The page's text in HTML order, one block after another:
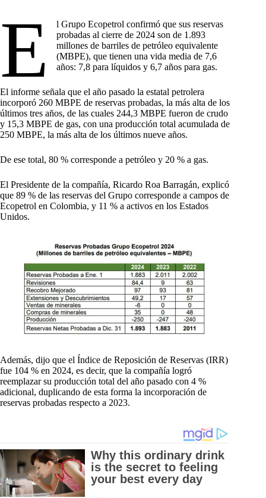
E
l Grupo Ecopetrol confirmó que sus reservas
probadas al cierre de 2024 son de 1.893
millones de barriles de petróleo equivalente
(MBPE), que tienen una vida media de 7,6
años: 7,8 para líquidos y 6,7 años para gas.
El informe señala que el año pasado la estatal petrolera
incorporó 260 MBPE de reservas probadas, la más alta de los
últimos tres años, de las cuales 244,3 MBPE fueron de crudo
y 15,3 MBPE de gas, con una producción total acumulada de
250 MBPE, la más alta de los últimos nueve años.
De ese total, 80 % corresponde a petróleo y 20 % a gas.
El Presidente de la compañía, Ricardo Roa Barragán, explicó
que 89 % de las reservas del Grupo corresponde a campos de
Ecopetrol en Colombia, y 11 % a activos en los Estados
Unidos.
Además, dijo que el Índice de Reposición de Reservas (IRR)
fue 104 % en 2024, es decir, que la compañía logró
reemplazar su producción total del año pasado con 4 %
adicional, duplicando de esta forma la incorporación de
reservas probadas respecto a 2023.